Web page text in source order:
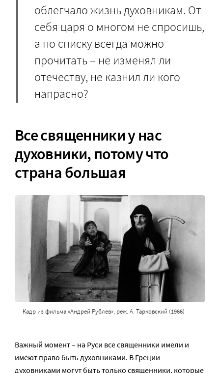
облегчало жизнь духовникам. От
себя царя о многом не спросишь,
а по списку всегда можно
прочитать – не изменял ли
отечеству, не казнил ли кого
напрасно?
Все священники у нас
духовники, потому что
страна большая
Кадр из фильма «Андрей Рублев», реж. А. Тарковский (1966)
Важный момент – на Руси все священники имели и
имеют право быть духовниками. В Греции
духовниками могут быть только священники, которые